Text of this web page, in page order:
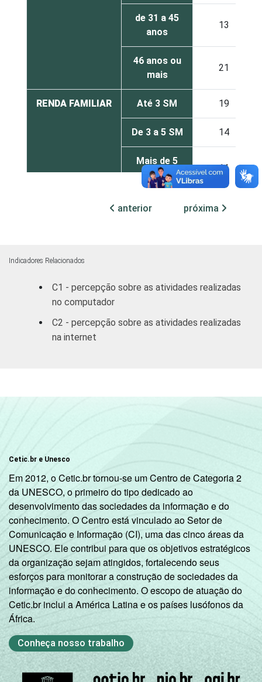
de 31 a 45
anos
13
46 anos ou
mais
21
RENDA FAMILIAR Até 3 SM 19
De 3 a 5 SM 14
Mais de 5
SM
11
RENDA PESSOAL Até 3 SM 16
REGIÃO
Centro
15
ADMINISTRATIVA
Estadual 10
SÉRIE
4ª série / 5º
ano do
Ensino
Fundamental
19
8ª série / 9º
ano do
Ensino
13
2º ano do
Ensino
Médio
8
anterior próxima
Indicadores Relacionados
C1 - percepção sobre as atividades realizadas
no computador
C2 - percepção sobre as atividades realizadas
na internet
Cetic.br e Unesco
Em 2012, o Cetic.br tornou-se um Centro de Categoria 2
da UNESCO, o primeiro do tipo dedicado ao
desenvolvimento das sociedades da informação e do
conhecimento. O Centro está vinculado ao Setor de
Comunicação e Informação (CI), uma das cinco áreas da
UNESCO. Ele contribui para que os objetivos estratégicos
da organização sejam atingidos, fortalecendo seus
esforços para monitorar a construção de sociedades da
informação e do conhecimento. O escopo de atuação do
Cetic.br inclui a América Latina e os países lusófonos da
África.
Conheça nosso trabalho